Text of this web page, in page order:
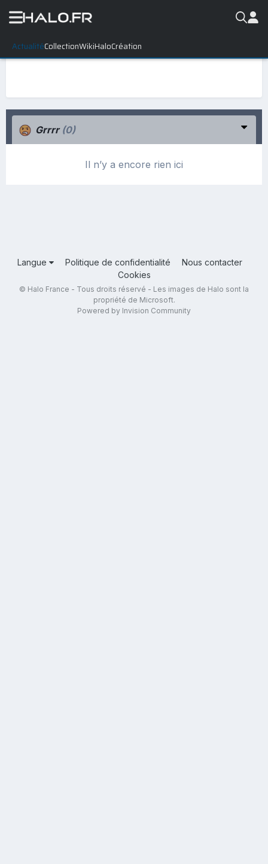
ActualitéCollectionWikiHaloCréation
Grrrr (0)
Il n’y a encore rien ici
Langue Politique de confidentialité
Nous contacter
Cookies
© Halo France - Tous droits réservé - Les images de Halo sont la
propriété de Microsoft.
Powered by Invision Community